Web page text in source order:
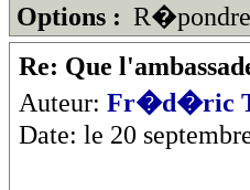
Options : R�pondre
Re: Que
Auteur: Fr�d�ric
Date: le 20